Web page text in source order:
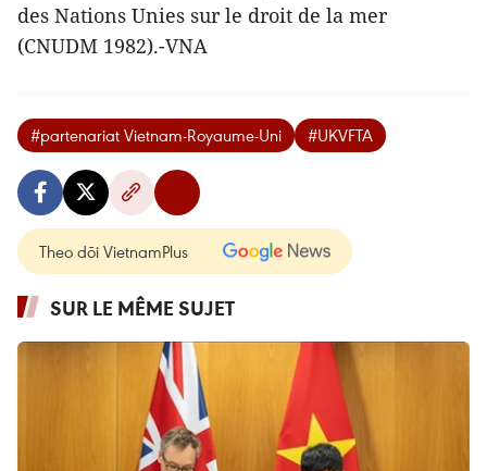
des Nations Unies sur le droit de la mer
(CNUDM 1982).-VNA
#partenariat Vietnam-Royaume-Uni #UKVFTA
Theo dõi VietnamPlus
SUR LE MÊME SUJET